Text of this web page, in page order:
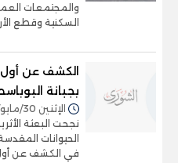
والمجتمعات
السكنية وقطع الأر
الكشف عن أول
بجبانة
الإثنين 30/مايو/2022 - 05:00 م
نجحت البعثة
الحيوانات
في الكشف عن